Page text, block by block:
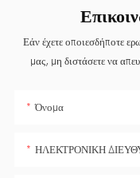
Εάν έχετε οποιεσδήποτε
μας, μη διστάσετε να
Όνομα
ΗΛΕΚΤΡΟΝΙΚΗ